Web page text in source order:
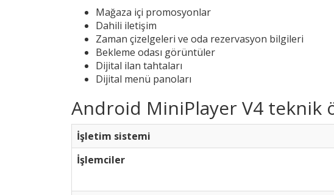
Mağaza içi promosyonlar
Dahili iletişim
Zaman çizelgeleri ve oda rezervasyon bilgileri
Bekleme odası görüntüler
Dijital ilan tahtaları
Dijital menü panoları
Android MiniPlayer V4 teknik
İşletim sistemi
İşlemciler